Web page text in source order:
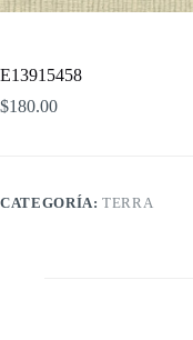
E13915458
$180.00
CATEGORÍA:TERRA